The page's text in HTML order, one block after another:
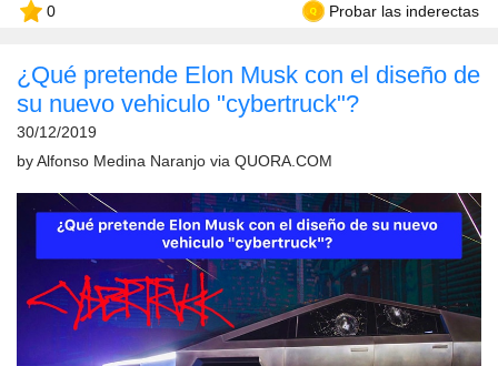
0 Probar las inderectas
¿Qué pretende Elon Musk con el diseño de
su nuevo vehiculo "cybertruck"?
30/12/2019
by Alfonso Medina Naranjo via QUORA.COM